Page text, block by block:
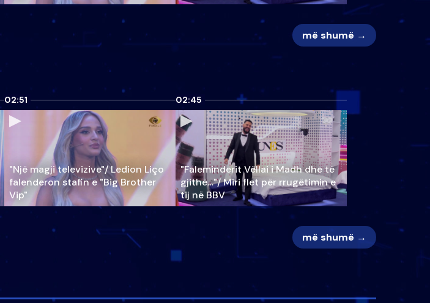
më shumë →
02:51
"Një magji televizive"/ Ledion Liço
falenderon stafin e "Big Brother
Vip"
02:45
"Faleminderit Vëllai i Madh dhe të
gjithë…"/ Miri flet për rrugëtimin e
tij në BBV
më shumë →